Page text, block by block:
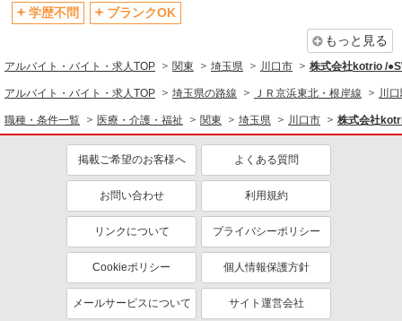
制服貸与
同じ職種から求人を探す
介護職・ヘルパー
同じ特徴から求人を探す
ミドル（40代～）活躍中
ボーナス・賞与あり
交通費支給
社会保険あり
産休・育休取得実績あり
学歴不問
ブランクOK
もっと見る
アルバイト・バイト・求人TOP 関東 埼玉県 川口市 株式会社kotrio /
アルバイト・バイト・求人TOP 埼玉県の路線 ＪＲ京浜東北・根岸線 川
職種・条件一覧 医療・介護・福祉 関東 埼玉県 川口市 株式会社
掲載ご希望のお客様へ よくある質問
お問い合わせ 利用規約
リンクについて プライバシーポリシー
Cookieポリシー 個人情報保護方針
メールサービスについて サイト運営会社